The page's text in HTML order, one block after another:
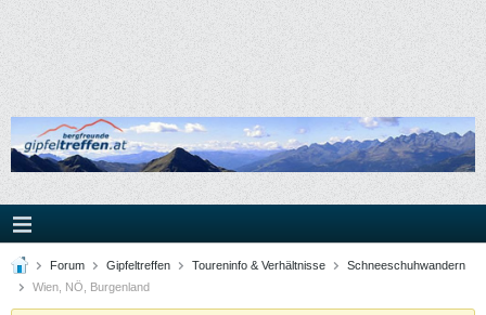
Forum Gipfeltreffen Toureninfo & Verhältnisse
Schneeschuhwandern
Wien, NÖ, Burgenland